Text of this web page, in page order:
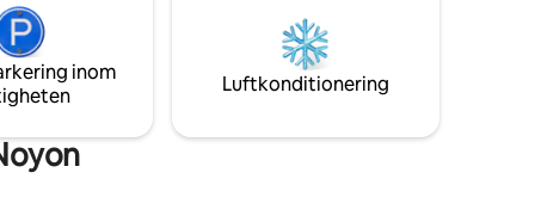
inom
Luftkonditionering